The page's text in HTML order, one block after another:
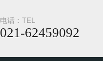
电话：TEL
021-62459092